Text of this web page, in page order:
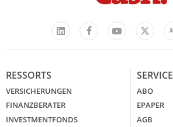
LinkedIn
FacebookYouTube
X
RESSORTS
VERSICHERUNGEN
FINANZBERATER
INVESTMENTFONDS
SERVICE
ABO
EPAPER
AGB